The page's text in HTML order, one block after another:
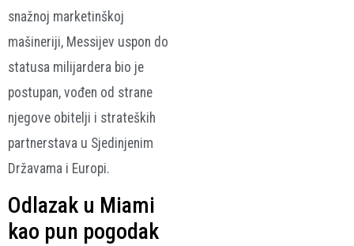
snažnoj marketinškoj
mašineriji, Messijev uspon do
statusa milijardera bio je
postupan, vođen od strane
njegove obitelji i strateških
partnerstava u Sjedinjenim
Državama i Europi.
Odlazak u Miami
kao pun pogodak